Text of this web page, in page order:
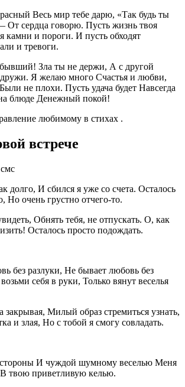
Весь мир тебе дарю, «Так будь ты
От сердца говорю. Пусть жизнь твоя
камни и пороги. И пусть обходят
и тревоги.
Зла ты не держи, А с другой
дружи. Я желаю много Счастья и любви,
не плохи. Пусть удача будет Навсегда
блюде Денежный покой!
любимому в стихах .
встрече
долго, И сбился я уже со счета. Осталось
Но очень грустно отчего-то.
Обнять тебя, не отпускать. О, как
Осталось просто подождать.
без разлуки, Не бывает любовь без
себя в руки, Только вянут веселья
закрывая, Милый образ стремиться узнать,
и злая, Но с тобой я смогу совладать.
И чуждой шумному веселью Меня
твою приветливую келью.